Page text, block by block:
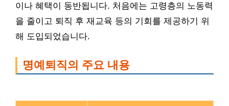
이나 혜택이 동반됩니다. 처음에는 고령층의 노동력
을 줄이고 퇴직 후 재교육 등의 기회를 제공하기 위
해 도입되었습니다.
명예퇴직의 주요 내용